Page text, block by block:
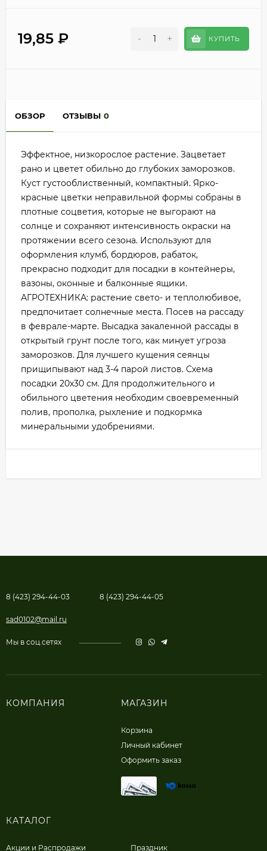
19,85 ₽ - + КУПИТЬ
ОБЗОР ОТЗЫВЫ 0
Эффектное, низкорослое растение. Зацветает
рано и цветет обильно до глубоких заморозков.
Куст густооблиственный, компактный. Ярко-
красные цветки неправильной формы собраны в
плотные соцветия, которые не выгорают на
солнце и сохраняют интенсивность окраски на
протяжении всего сезона. Используют для
оформления клумб, бордюров, рабаток,
прекрасно подходит для посадки в контейнеры,
вазоны, оконные и балконные ящики.
АГРОТЕХНИКА: растение свето- и теплолюбивое,
предпочитает солнечные места. Посев на рассаду
в феврале-марте. Высадка закаленной рассады в
открытый грунт после того, как минует угроза
заморозков. Для лучшего кущения сеянцы
прищипывают над 3-4 парой листов. Схема
посадки 20х30 см. Для продолжительного и
обильного цветения необходим своевременный
полив, прополка, рыхление и подкормка
минеральными удобрениями.
8 (423) 294-44-03 8 (423) 294-44-05
sad0102@mail.ru
Мы в соц.сетях
КОМПАНИЯ МАГАЗИН
Корзина
Личный кабинет
Оформить заказ
КАТАЛОГ
Акции и Распродажи Праздник